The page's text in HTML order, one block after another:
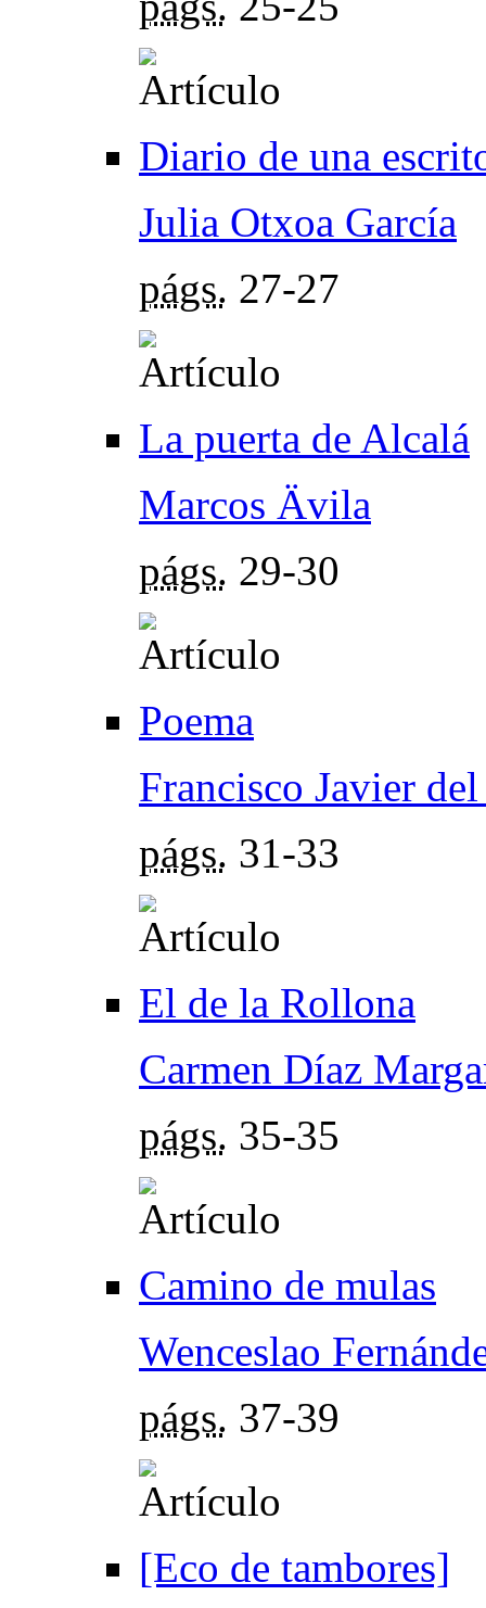
Diario de una
Julia Otxoa García
págs. 27-27
La puerta de Alcalá
Marcos Ävila
págs. 29-30
Poema
Francisco Javier
págs. 31-33
El de la Rollona
Carmen Díaz
págs. 35-35
Camino de mulas
Wenceslao
págs. 37-39
[Eco de tambores]